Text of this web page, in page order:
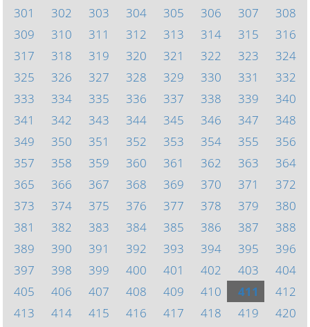
301
302 303 304 305 306 307
308
309
310 311 312 313 314 315
316
317
318 319 320 321 322 323
324
325
326 327 328 329 330 331
332
333
334 335 336 337 338 339
340
341
342 343 344 345 346 347
348
349
350 351 352 353 354 355
356
357
358 359 360 361 362 363
364
365
366 367 368 369 370 371
372
373
374 375 376 377 378 379
380
381
382 383 384 385 386 387
388
389
390 391 392 393 394 395
396
397
398 399 400 401 402 403
404
405
406 407 408 409 410 411
412
413
414 415 416 417 418 419
420